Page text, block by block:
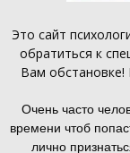
Это сайт
обратиться к
Вам обстановке!
Очень часто
времени чтоб
лично